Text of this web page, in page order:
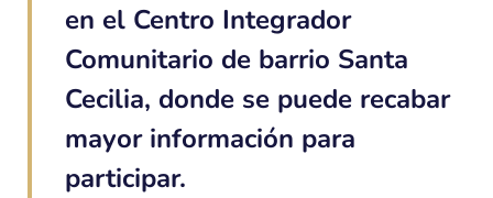
en el Centro Integrador
Comunitario de barrio Santa
Cecilia, donde se puede recabar
mayor información para
participar.